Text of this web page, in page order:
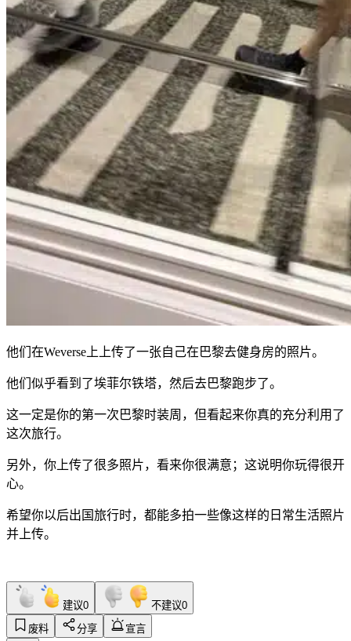
他们在Weverse上上传了一张自己在巴黎去健身房的照片。
他们似乎看到了埃菲尔铁塔，然后去巴黎跑步了。
这一定是你的第一次巴黎时装周，但看起来你真的充分利用了
这次旅行。
另外，你上传了很多照片，看来你很满意；这说明你玩得很开
心。
希望你以后出国旅行时，都能多拍一些像这样的日常生活照片
并上传。
建议0 不建议0
废料
分享
宣言